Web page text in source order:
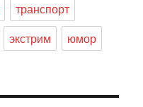
транспорт
экстрим юмор